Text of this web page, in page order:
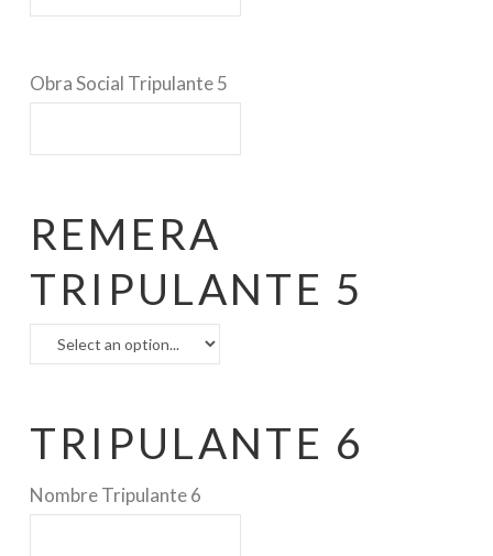
Obra Social Tripulante 5
REMERA
TRIPULANTE 5
TRIPULANTE 6
Nombre Tripulante 6